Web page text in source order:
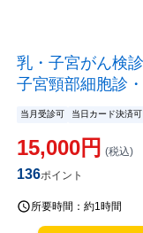
乳・子宮がん検
子宮頸部細胞診
当月受診可 当日カード決済可
15,000円 (税込)
136ポイント
所要時間： 約1時間